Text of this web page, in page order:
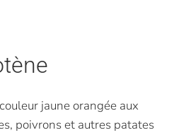
jaune orangée aux
poivrons et autres patates